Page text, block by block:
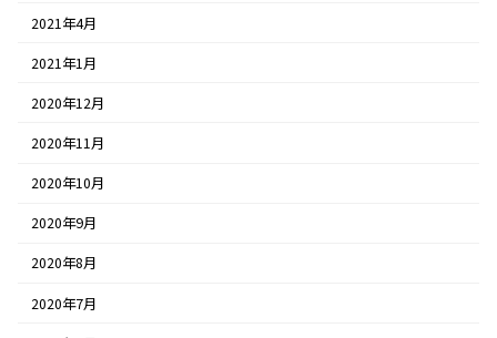
2021年4月
2021年1月
2020年12月
2020年11月
2020年10月
2020年9月
2020年8月
2020年7月